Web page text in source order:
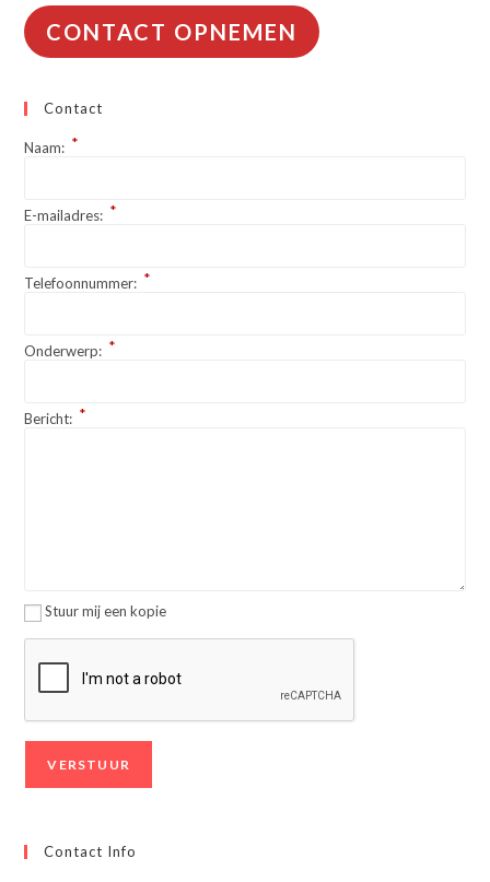
CONTACT OPNEMEN
Contact
Naam: *
E-mailadres: *
Telefoonnummer: *
Onderwerp: *
Bericht: *
Stuur mij een kopie
Contact Info